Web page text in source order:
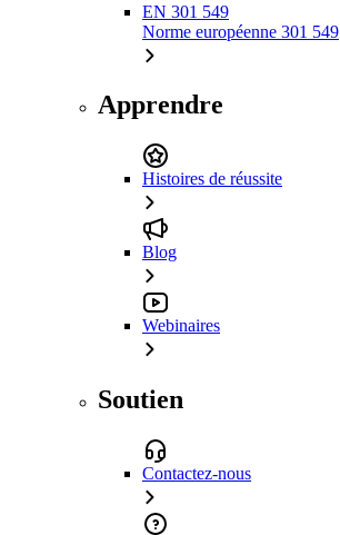
EN 301 549
Norme européenne 301 549
Apprendre
Histoires de réussite
Blog
Webinaires
Soutien
Contactez-nous